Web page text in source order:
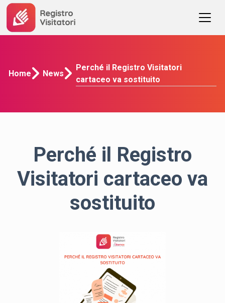
Home News
Perché il Registro Visitatori
cartaceo va sostituito
Perché il Registro
Visitatori cartaceo va
sostituito